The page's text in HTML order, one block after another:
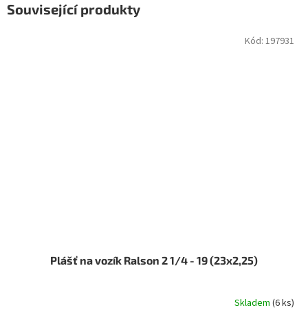
Související produkty
Plášť na vozík Ralson 2 1/4 - 19 (23x2,25)
Skladem (6 ks)
Kód: 197931